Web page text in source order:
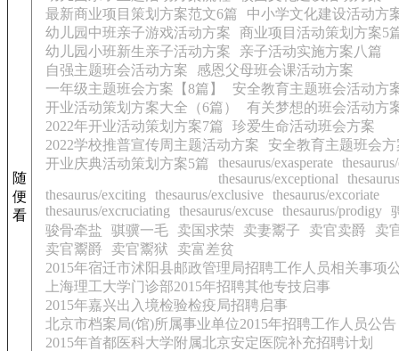
随
便
看
最新商业项目策划方案范文6篇
中小学文化建设活动方
幼儿园中班亲子游戏活动方案
商业项目活动策划方案5
幼儿园小班新生亲子活动方案
亲子活动实施方案八篇
自强主题班会活动方案
感恩父母班会课活动方案
一年级主题班会方案【8篇】
安全教育主题班会活动方
开业活动策划方案大全（6篇）
有关梦想的班会活动方
2022年开业活动策划方案7篇
珍爱生命活动班会方案
2022学校推普宣传周主题活动方案
安全教育主题班会方
开业庆典活动策划方案5篇
thesaurus/exasperate
thesaurus/exceptional
thesaurus/exciting
thesaurus/exclusive thesaurus/excoriate
thesaurus/excruciating
thesaurus/excuse thesaurus/prodigy
骏骨牵盐
骐骥一毛 卖国求荣 卖妻鬻子 卖官卖爵
卖
卖官鬻爵
卖官鬻狱
卖富差贫
2015年宿迁市沭阳县邮政管理局招聘工作人员相关事项
上海理工大学门诊部2015年招聘其他专技启事
2015年嘉兴出入境检验检疫局招聘启事
北京市档案局(馆)所属事业单位2015年招聘工作人员公告
2015年首都医科大学附属北京安定医院补充招聘计划